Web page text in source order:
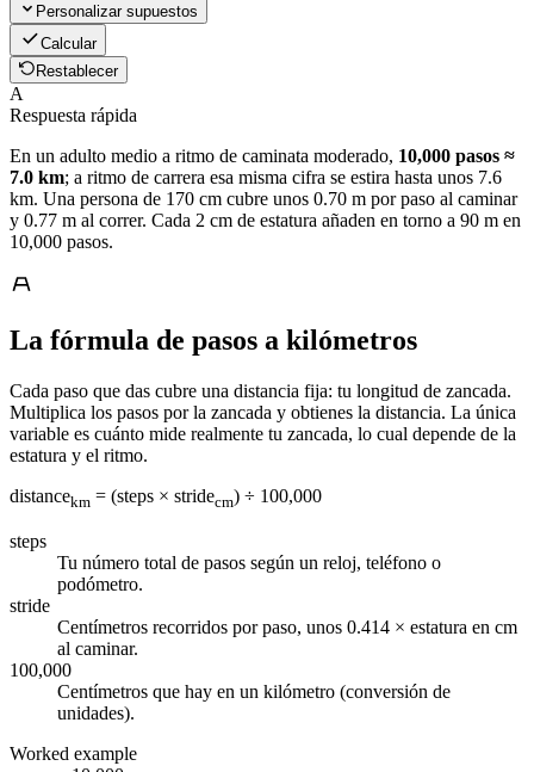
Personalizar supuestos
Calcular
Restablecer
A
Respuesta rápida
En un adulto medio a ritmo de caminata moderado, 10,000 pasos ≈
7.0 km; a ritmo de carrera esa misma cifra se estira hasta unos 7.6
km. Una persona de 170 cm cubre unos 0.70 m por paso al caminar
y 0.77 m al correr. Cada 2 cm de estatura añaden en torno a 90 m en
10,000 pasos.
La fórmula de pasos a kilómetros
Cada paso que das cubre una distancia fija: tu longitud de zancada.
Multiplica los pasos por la zancada y obtienes la distancia. La única
variable es cuánto mide realmente tu zancada, lo cual depende de la
estatura y el ritmo.
distancekm = (steps × stridecm) ÷ 100,000
steps
Tu número total de pasos según un reloj, teléfono o
podómetro.
stride
Centímetros recorridos por paso, unos 0.414 × estatura en cm
al caminar.
100,000
Centímetros que hay en un kilómetro (conversión de
unidades).
Worked example